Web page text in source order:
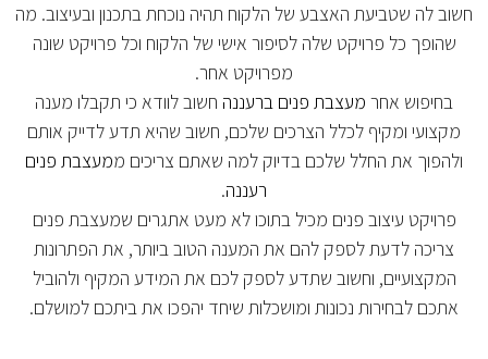
חשוב לה שטביעת האצבע של הלקוח תהיה נוכחת בתכנון ובעיצוב. מה
שהופך כל פרויקט שלה לסיפור אישי של הלקוח וכל פרויקט שונה
מפרויקט אחר.
בחיפוש אחר מעצבת פנים ברעננה חשוב לוודא כי תקבלו מענה
מקצועי ומקיף לכלל הצרכים שלכם, חשוב שהיא תדע לדייק אותם
ולהפוך את החלל שלכם בדיוק למה שאתם צריכים ממעצבת פנים
רעננה.
פרויקט עיצוב פנים מכיל בתוכו לא מעט אתגרים שמעצבת פנים
צריכה לדעת לספק להם את המענה הטוב ביותר, את הפתרונות
המקצועיים, וחשוב שתדע לספק לכם את המידע המקיף ולהוביל
אתכם לבחירות נכונות ומושכלות שיחד יהפכו את ביתכם למושלם.